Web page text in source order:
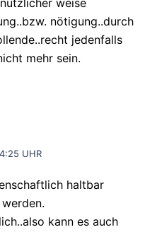
weise
nötigung..durch
jedenfalls
mehr sein.
UHR
haltbar
kann es auch